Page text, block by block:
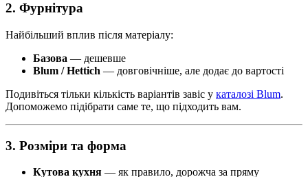
2. Фурнітура
Найбільший вплив після матеріалу:
Базова — дешевше
Blum / Hettich — довговічніше, але додає до вартості
Подивіться тільки кількість варіантів завіс у каталозі Blum.
Допоможемо підібрати саме те, що підходить вам.
3. Розміри та форма
Кутова кухня — як правило, дорожча за пряму